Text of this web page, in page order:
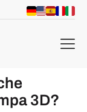
menu
3D?